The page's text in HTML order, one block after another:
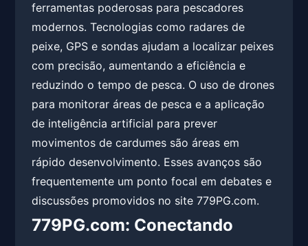
ferramentas poderosas para pescadores
modernos. Tecnologias como radares de
peixe, GPS e sondas ajudam a localizar peixes
com precisão, aumentando a eficiência e
reduzindo o tempo de pesca. O uso de drones
para monitorar áreas de pesca e a aplicação
de inteligência artificial para prever
movimentos de cardumes são áreas em
rápido desenvolvimento. Esses avanços são
frequentemente um ponto focal em debates e
discussões promovidos no site 779PG.com.
779PG.com: Conectando